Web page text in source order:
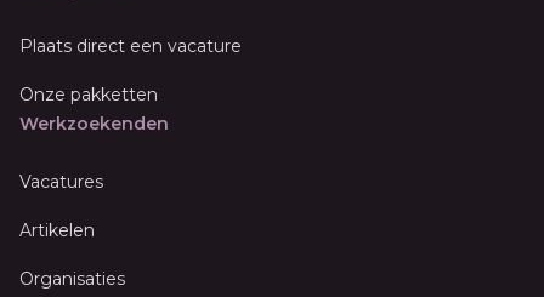
Plaats direct een vacature
Onze pakketten
Werkzoekenden
Vacatures
Artikelen
Organisaties